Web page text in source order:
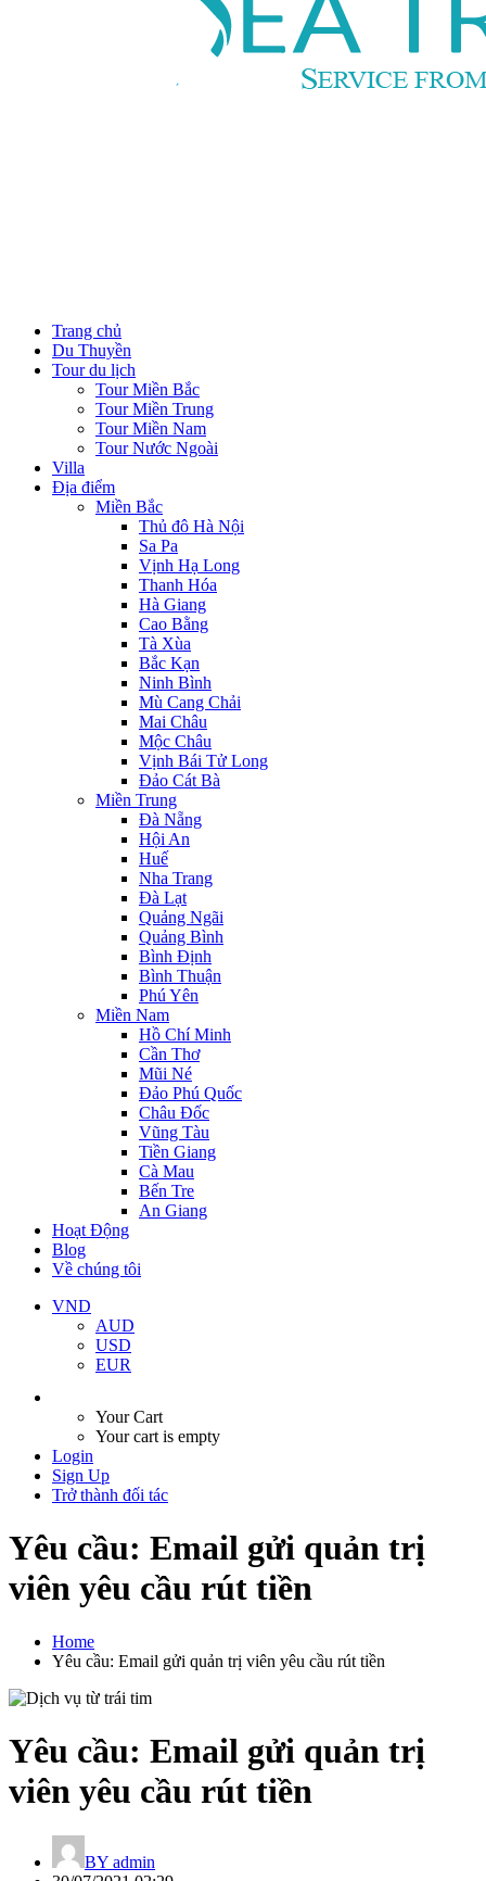
Trang chủ
Du Thuyền
Tour du lịch
Tour Miền Bắc
Tour Miền Trung
Tour Miền Nam
Tour Nước Ngoài
Villa
Địa điểm
Miền Bắc
Thủ đô Hà Nội
Sa Pa
Vịnh Hạ Long
Thanh Hóa
Hà Giang
Cao Bằng
Tà Xùa
Bắc Kạn
Ninh Bình
Mù Cang Chải
Mai Châu
Mộc Châu
Vịnh Bái Tử Long
Đảo Cát Bà
Miền Trung
Đà Nẵng
Hội An
Huế
Nha Trang
Đà Lạt
Quảng Ngãi
Quảng Bình
Bình Định
Bình Thuận
Phú Yên
Miền Nam
Hồ Chí Minh
Cần Thơ
Mũi Né
Đảo Phú Quốc
Châu Đốc
Vũng Tàu
Tiền Giang
Cà Mau
Bến Tre
An Giang
Hoạt Động
Blog
Về chúng tôi
VND
AUD
USD
EUR
Your Cart
Your cart is empty
Login
Sign Up
Trở thành đối tác
Yêu cầu: Email gửi quản trị
viên yêu cầu rút tiền
Home
Yêu cầu: Email gửi quản trị viên yêu cầu rút tiền
Yêu cầu: Email gửi quản trị
viên yêu cầu rút tiền
BY admin